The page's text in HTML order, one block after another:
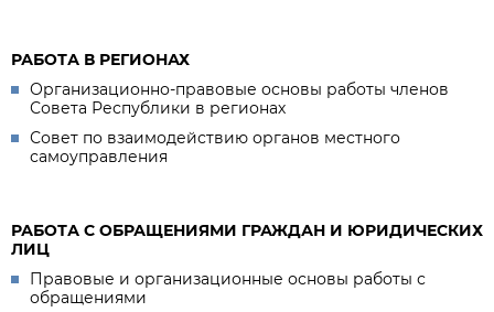
РАБОТА В РЕГИОНАХ
Организационно-правовые основы работы членов
Совета Республики в регионах
Совет по взаимодействию органов местного
самоуправления
РАБОТА С ОБРАЩЕНИЯМИ ГРАЖДАН И ЮРИДИЧЕСКИХ
ЛИЦ
Правовые и организационные основы работы с
обращениями